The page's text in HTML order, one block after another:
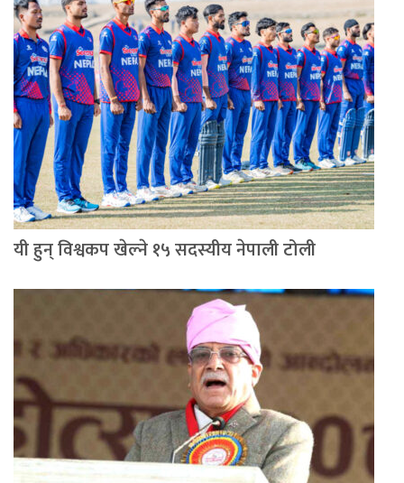
यी हुन् विश्वकप खेल्ने १५ सदस्यीय नेपाली टोली